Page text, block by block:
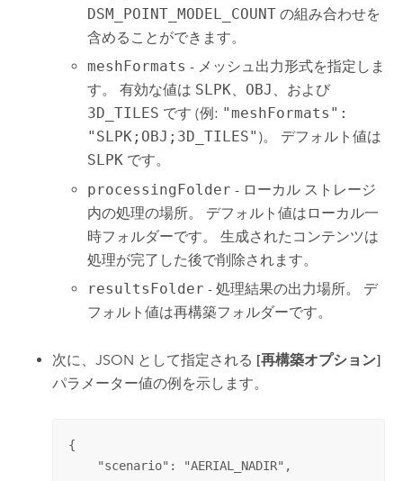
DSM_POINT_MODEL_COUNT の組み合わせを
含めることができます。
meshFormats - メッシュ出力形式を指定しま
す。 有効な値は SLPK、 OBJ 、および
3D_TILES です (例: "meshFormats":
"SLPK;OBJ;3D_TILES" )。 デフォルト値は
SLPK です。
processingFolder - ローカル ストレージ
内の処理の場所。 デフォルト値はローカル一
時フォルダーです。 生成されたコンテンツは
処理が完了した後で削除されます。
resultsFolder - 処理結果の出力場所。 デ
フォルト値は再構築フォルダーです。
次に、JSON として指定される [再構築オプション]
パラメーター値の例を示します。
{
    "scenario": "AERIAL_NADIR",